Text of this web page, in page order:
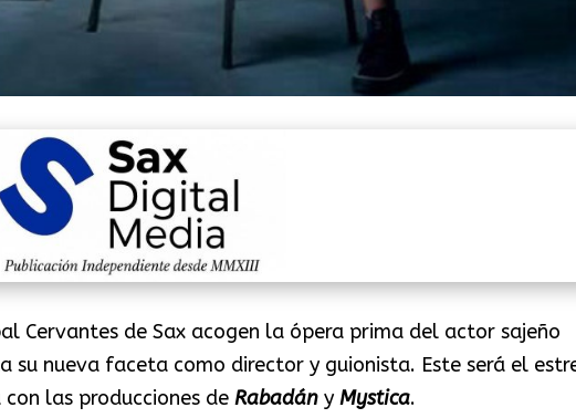
Cervantes de Sax acogen la ópera prima del actor sajeño
su nueva faceta como director y guionista. Este será el
las producciones de Rabadány Mystica.